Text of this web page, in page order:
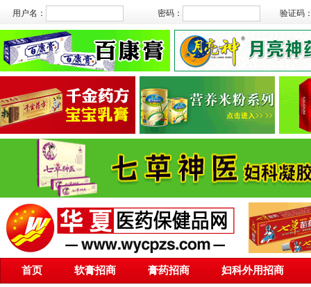
用户名： 密码： 验证码
首页 软膏招商 膏药招商 妇科外用招商